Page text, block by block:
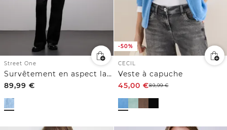
Street One
Survêtement en aspect laine
89,99 €
-50%
CECIL
Veste à capuche
45,00 €89,99€